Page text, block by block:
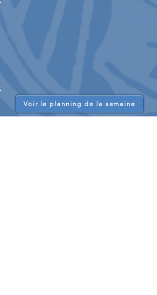
Voir le planning de la semaine